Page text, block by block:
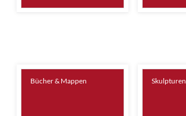
Bücher & Mappen Skulpturen